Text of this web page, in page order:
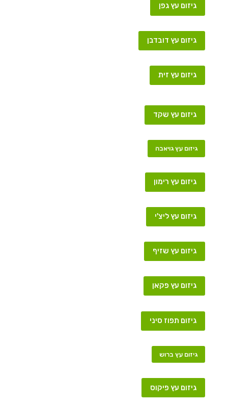
גיזום עץ גפן
גיזום עץ דובדבן
גיזום עץ זית
גיזום עץ שקד
גיזום עץ גויאבה
גיזום עץ רימון
גיזום עץ ליצ'י
גיזום עץ שזיף
גיזום עץ פקאן
גיזום תפוז סיני
גיזום עץ ברוש
גיזום עץ פיקוס